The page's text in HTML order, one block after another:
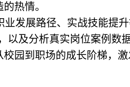
热情。
业发展路径、实战技能提
以及分析真实岗位案例数
园到职场的成长阶梯，